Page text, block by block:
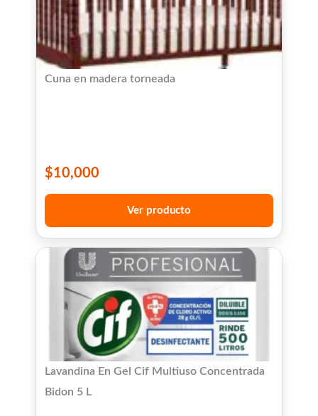
Cuna en madera torneada
$10,000
Ver producto
Lavandina En Gel Cif Multiuso Concentrada
Bidon 5 L